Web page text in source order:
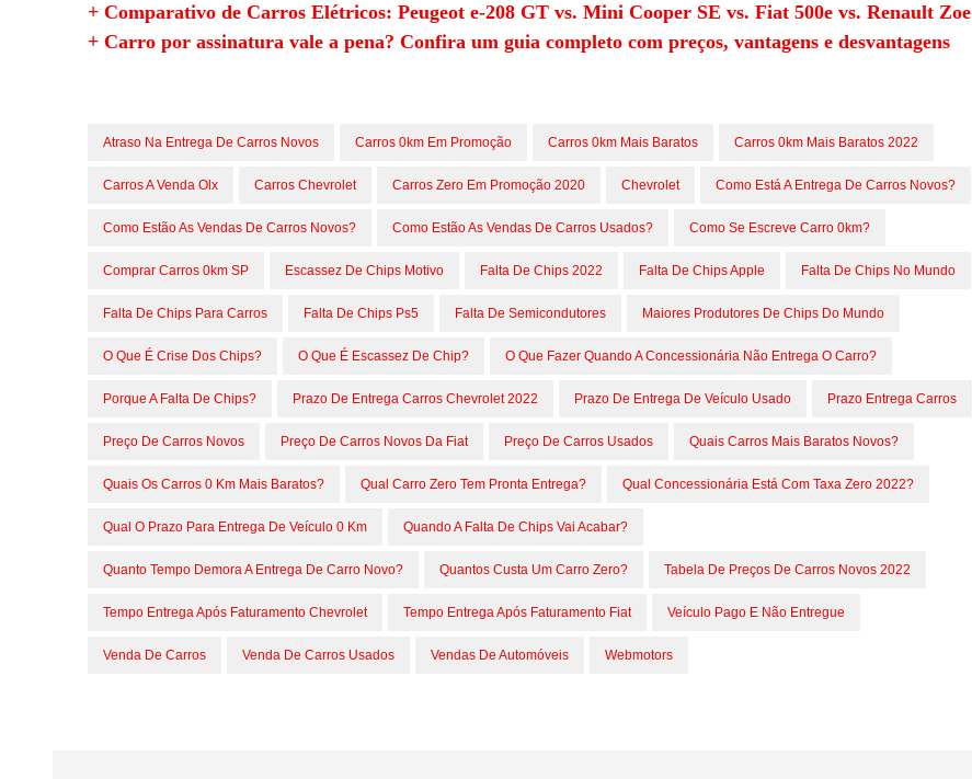
+ Comparativo de Carros Elétricos: Peugeot e-208 GT vs. Mini Cooper SE vs. Fiat 500e vs. Renault Zoe
+ Carro por assinatura vale a pena? Confira um guia completo com preços, vantagens e desvantagens
Atraso Na Entrega De Carros Novos Carros 0km Em Promoção Carros 0km Mais Baratos Carros 0km Mais Baratos 2022
Carros A Venda Olx Carros Chevrolet Carros Zero Em Promoção 2020 Chevrolet Como Está A Entrega De Carros Novos?
Como Estão As Vendas De Carros Novos? Como Estão As Vendas De Carros Usados? Como Se Escreve Carro 0km?
Comprar Carros 0km SP Escassez De Chips Motivo Falta De Chips 2022 Falta De Chips Apple Falta De Chips No Mundo
Falta De Chips Para Carros Falta De Chips Ps5 Falta De Semicondutores Maiores Produtores De Chips Do Mundo
O Que É Crise Dos Chips? O Que É Escassez De Chip? O Que Fazer Quando A Concessionária Não Entrega O Carro?
Porque A Falta De Chips? Prazo De Entrega Carros Chevrolet 2022 Prazo De Entrega De Veículo Usado Prazo Entrega Carros
Preço De Carros Novos Preço De Carros Novos Da Fiat Preço De Carros Usados Quais Carros Mais Baratos Novos?
Quais Os Carros 0 Km Mais Baratos? Qual Carro Zero Tem Pronta Entrega? Qual Concessionária Está Com Taxa Zero 2022?
Qual O Prazo Para Entrega De Veículo 0 Km Quando A Falta De Chips Vai Acabar?
Quanto Tempo Demora A Entrega De Carro Novo? Quantos Custa Um Carro Zero? Tabela De Preços De Carros Novos 2022
Tempo Entrega Após Faturamento Chevrolet Tempo Entrega Após Faturamento Fiat Veículo Pago E Não Entregue
Venda De Carros Venda De Carros Usados Vendas De Automóveis Webmotors